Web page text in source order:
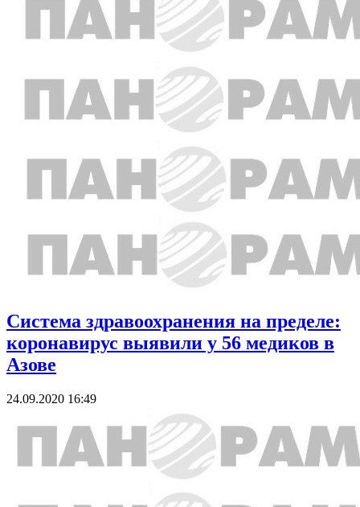
Система здравоохранения на пределе:
коронавирус выявили у 56 медиков в
Азове
24.09.2020 16:49